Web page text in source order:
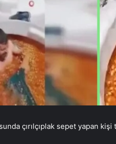
çırılçıplak sepet yapan kişi